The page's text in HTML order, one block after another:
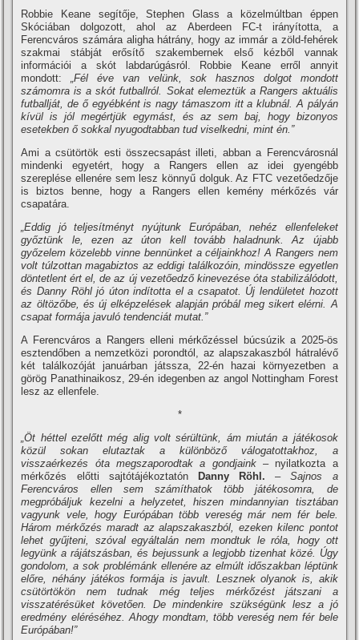
Robbie Keane segítője, Stephen Glass a közelmúltban éppen
Skóciában dolgozott, ahol az Aberdeen FC-t irányította, a
Ferencváros számára aligha hátrány, hogy az immár a zöld-fehérek
szakmai stábját erősítő szakembernek első kézből vannak
információi a skót labdarúgásról. Robbie Keane erről annyit
mondott:„Fél éve van velünk, sok hasznos dolgot mondott
számomra is a skót futballról. Sokat elemeztük a Rangers aktuális
futballját, de ő egyébként is nagy támaszom itt a klubnál. A pályán
kívül is jól megértjük egymást, és az sem baj, hogy bizonyos
esetekben ő sokkal nyugodtabban tud viselkedni, mint én.”
Ami a csütörtök esti összecsapást illeti, abban a Ferencvárosnál
mindenki egyetért, hogy a Rangers ellen az idei gyengébb
szereplése ellenére sem lesz könnyű dolguk. Az FTC vezetőedzője
is biztos benne, hogy a Rangers ellen kemény mérkőzés vár
csapatára.
„Eddig jó teljesítményt nyújtunk Európában, nehéz ellenfeleket
győztünk le, ezen az úton kell tovább haladnunk. Az újabb
győzelem közelebb vinne bennünket a céljainkhoz! A Rangers nem
volt túlzottan magabiztos az eddigi találkozóin, mindössze egyetlen
döntetlent ért el, de az új vezetőedző kinevezése óta stabilizálódott,
és Danny Röhl jó úton indította el a csapatot. Új lendületet hozott
az öltözőbe, és új elképzelések alapján próbál meg sikert elérni. A
csapat formája javuló tendenciát mutat.”
A Ferencváros a Rangers elleni mérkőzéssel búcsúzik a 2025-ös
esztendőben a nemzetközi porondtól, az alapszakaszból hátralévő
két találkozóját januárban játssza, 22-én hazai környezetben a
görög Panathinaikosz, 29-én idegenben az angol Nottingham Forest
lesz az ellenfele.
*
„Öt héttel ezelőtt még alig volt sérültünk, ám miután a játékosok
közül sokan elutaztak a különböző válogatottakhoz, a
visszaérkezés óta megszaporodtak a gondjaink – nyilatkozta a
mérkőzés előtti sajtótájékoztatón
Danny Röhl.–Sajnos a
Ferencváros ellen sem számíthatok több játékosomra, de
megpróbáljuk kezelni a helyzetet, hiszen mindannyian tisztában
vagyunk vele, hogy Európában több vereség már nem fér bele.
Három mérkőzés maradt az alapszakaszból, ezeken kilenc pontot
lehet gyűjteni, szóval egyáltalán nem mondtuk le róla, hogy ott
legyünk a rájátszásban, és bejussunk a legjobb tizenhat közé. Úgy
gondolom, a sok problémánk ellenére az elmúlt időszakban léptünk
előre, néhány játékos formája is javult. Lesznek olyanok is, akik
csütörtökön nem tudnak még teljes mérkőzést játszani a
visszatérésüket követően. De mindenkire szükségünk lesz a jó
eredmény eléréséhez. Ahogy mondtam, több vereség nem fér bele
Európában!”